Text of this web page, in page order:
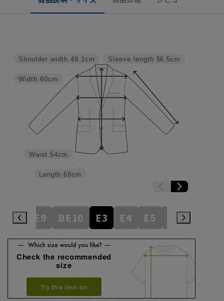
Sleeve length 56.5cm
Length 69cm
Waist 54cm
Width 60cm
Shoulder width 49.1cm
BE9 BE10 E3 E4 E5 E6
Check the recommended
size
Try this item on